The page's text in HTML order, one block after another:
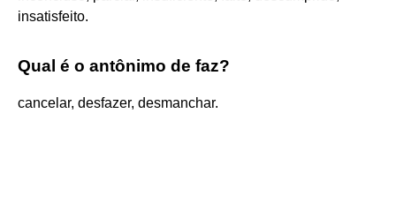
insatisfeito.
Qual é o antônimo de faz?
cancelar, desfazer, desmanchar.